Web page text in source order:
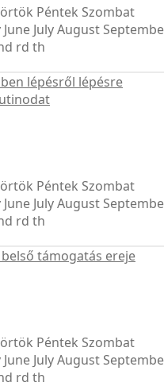
Péntek Szombat
July August
rd th
Péntek Szombat
July August
rd th
Péntek Szombat
July August
rd th